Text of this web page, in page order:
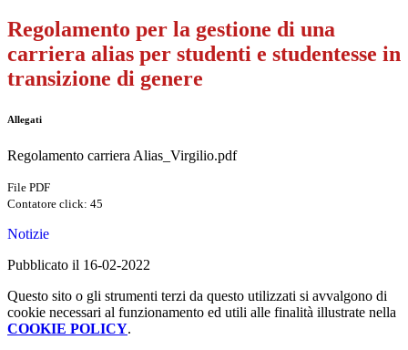
Regolamento per la gestione di una
carriera alias per studenti e studentesse in
transizione di genere
Allegati
Regolamento carriera Alias_Virgilio.pdf
File PDF
Contatore click: 45
Notizie
Pubblicato il 16-02-2022
Questo sito o gli strumenti terzi da questo utilizzati si avvalgono di
cookie necessari al funzionamento ed utili alle finalità illustrate nella
COOKIE POLICY.